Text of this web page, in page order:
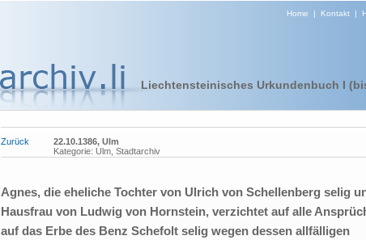
Home | Kontakt|
Liechtensteinisches Urkundenbuch I
Zurück
22.10.1386, Ulm
Kategorie: Ulm, Stadtarchiv
Agnes, die eheliche Tochter von Ulrich von Schellenberg selig
Hausfrau von Ludwig von Hornstein, verzichtet auf alle
auf das Erbe des Benz Schefolt selig wegen dessen allfälligen